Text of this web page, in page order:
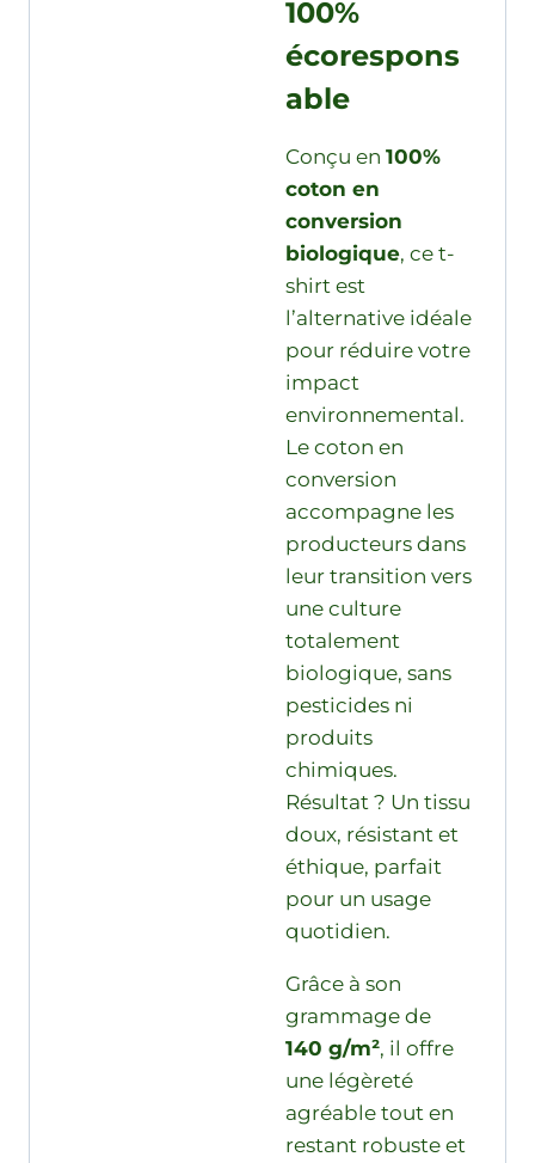
100%
écorespons
able
Conçu en100%
coton en
conversion
biologique, ce t-
shirt est
l’alternative idéale
pour réduire votre
impact
environnemental.
Le coton en
conversion
accompagne les
producteurs dans
leur transition vers
une culture
totalement
biologique, sans
pesticides ni
produits
chimiques.
Résultat ? Un tissu
doux, résistant et
éthique, parfait
pour un usage
quotidien.
Grâce à son
grammage de
140 g/m², il offre
une légèreté
agréable tout en
restant robuste et